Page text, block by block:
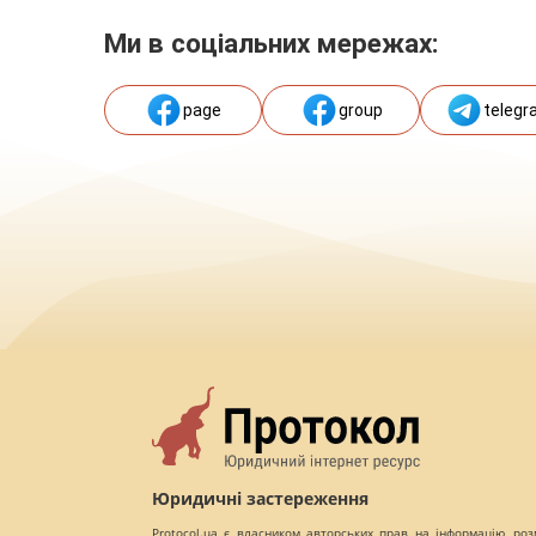
Ми в соціальних мережах:
page group
Юридичні застереження
Protocol.ua є власником авторських прав на інформацію,